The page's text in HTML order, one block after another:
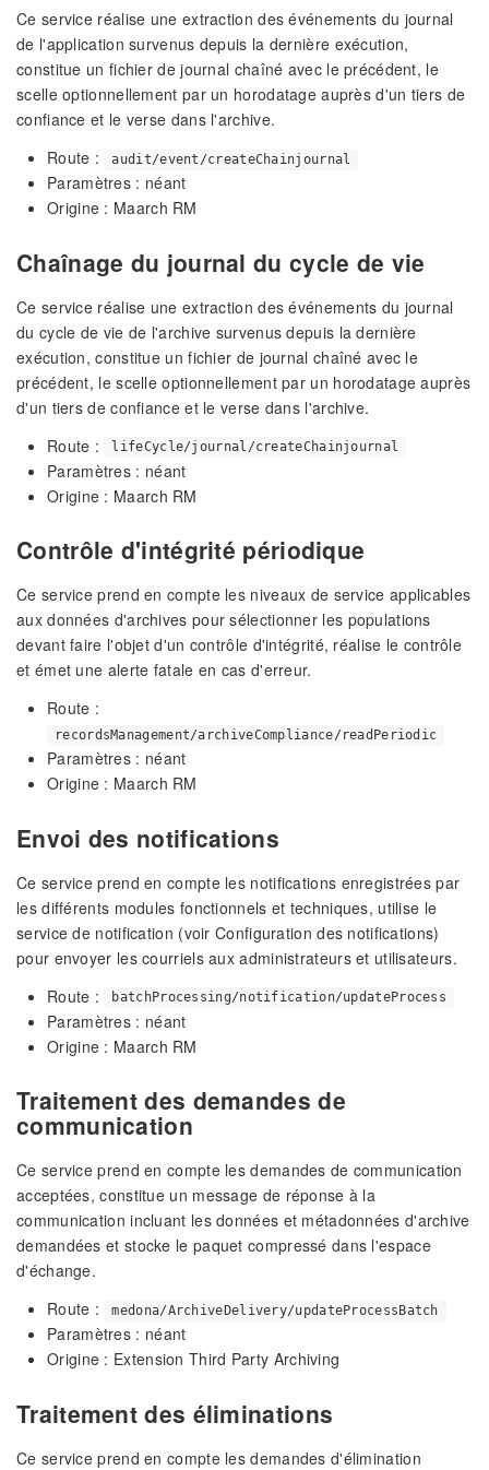
Ce service réalise une extraction des événements du journal
de l'application survenus depuis la dernière exécution,
constitue un fichier de journal chaîné avec le précédent, le
scelle optionnellement par un horodatage auprès d'un tiers de
confiance et le verse dans l'archive.
Route :
audit/event/createChainjournal
Paramètres : néant
Origine : Maarch RM
Chaînage du journal du cycle de vie
Ce service réalise une extraction des événements du journal
du cycle de vie de l'archive survenus depuis la dernière
exécution, constitue un fichier de journal chaîné avec le
précédent, le scelle optionnellement par un horodatage auprès
d'un tiers de confiance et le verse dans l'archive.
Route :
lifeCycle/journal/createChainjournal
Paramètres : néant
Origine : Maarch RM
Contrôle d'intégrité périodique
Ce service prend en compte les niveaux de service applicables
aux données d'archives pour sélectionner les populations
devant faire l'objet d'un contrôle d'intégrité, réalise le contrôle
et émet une alerte fatale en cas d'erreur.
Route :
recordsManagement/archiveCompliance/readPeriodic
Paramètres : néant
Origine : Maarch RM
Envoi des notifications
Ce service prend en compte les notifications enregistrées par
les différents modules fonctionnels et techniques, utilise le
service de notification (voir Configuration des notifications)
pour envoyer les courriels aux administrateurs et utilisateurs.
Route :
batchProcessing/notification/updateProcess
Paramètres : néant
Origine : Maarch RM
Traitement des demandes de
communication
Ce service prend en compte les demandes de communication
acceptées, constitue un message de réponse à la
communication incluant les données et métadonnées d'archive
demandées et stocke le paquet compressé dans l'espace
d'échange.
Route :
medona/ArchiveDelivery/updateProcessBatch
Paramètres : néant
Origine : Extension Third Party Archiving
Traitement des éliminations
Ce service prend en compte les demandes d'élimination